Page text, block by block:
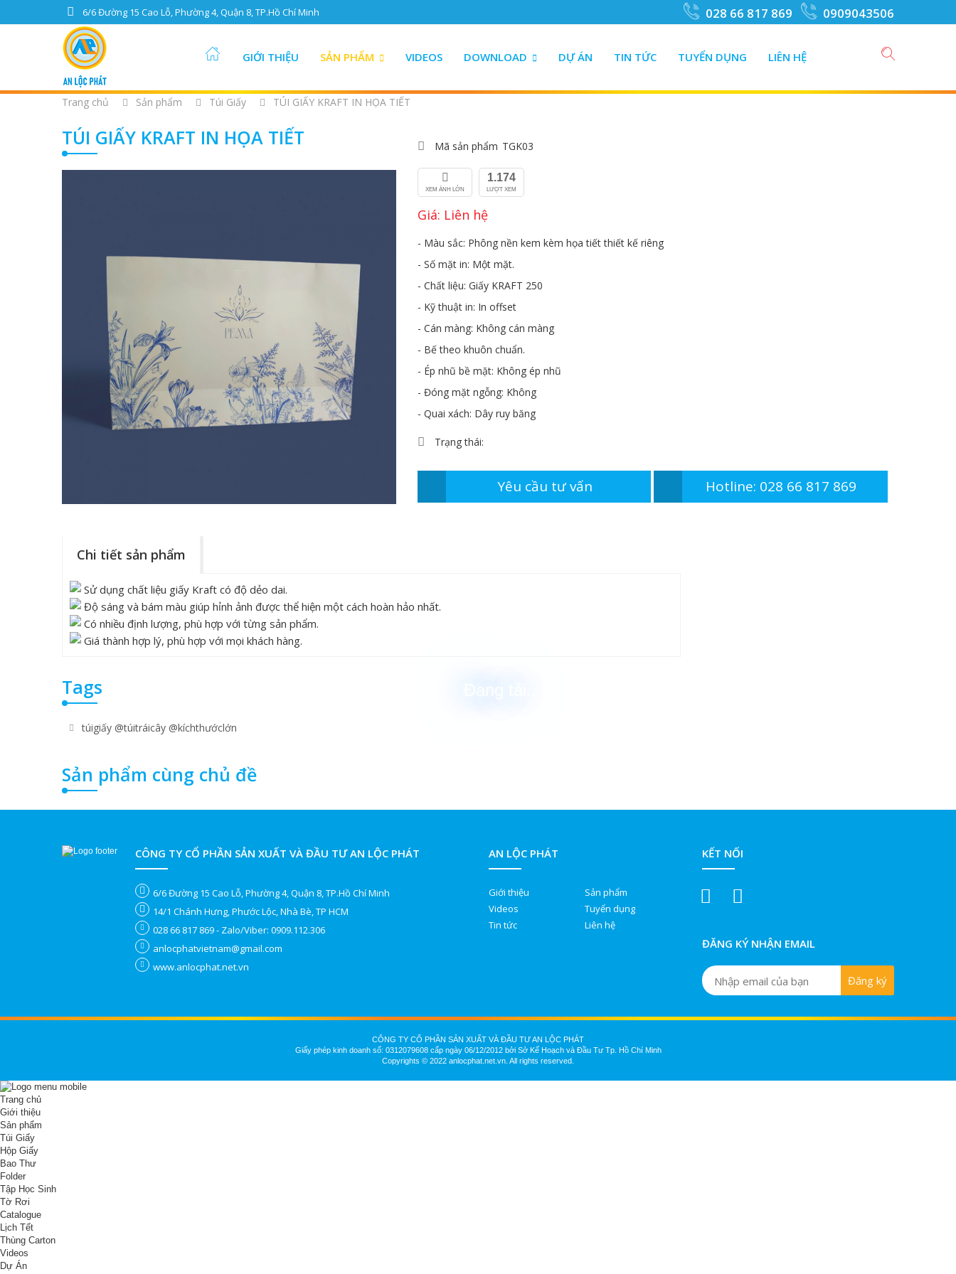
6/6 Đường 15 Cao Lỗ, Phường 4, Quận 8, TP.Hồ Chí Minh 028 66 817 869 0909043506
GIỚI THIỆU SẢN PHẨM VIDEOS DOWNLOAD DỰ ÁN TIN TỨC TUYỂN DỤNG LIÊN HỆ
Trang chủ Sản phẩm Túi Giấy TÚI GIẤY KRAFT IN HỌA TIẾT
TÚI GIẤY KRAFT IN HỌA TIẾT Mã sản phẩm TGK03
XEM ẢNH LỚN
1.174
LƯỢT XEM
Giá: Liên hệ
- Màu sắc: Phông nền kem kèm họa tiết thiết kế riêng
- Số mặt in: Một mặt.
- Chất liệu: Giấy KRAFT 250
- Kỹ thuật in: In offset
- Cán màng: Không cán màng
- Bế theo khuôn chuẩn.
- Ép nhũ bề mặt: Không ép nhũ
- Đóng mặt ngỗng: Không
- Quai xách: Dây ruy băng
Trạng thái:
Yêu cầu tư vấn Hotline: 028 66 817 869
Chi tiết sản phẩm
Sử dụng chất liệu giấy Kraft có độ dẻo dai.
Độ sáng và bám màu giúp hỉnh ảnh được thể hiện một cách hoàn hảo nhất.
Có nhiều định lượng, phù hợp với từng sản phẩm.
Giá thành hợp lý, phù hợp với mọi khách hàng.
Tags
túigiấy @túitráicây @kíchthướclớn
Sản phẩm cùng chủ đề
CÔNG TY CỔ PHẦN SẢN XUẤT VÀ ĐẦU TƯ AN LỘC PHÁT
6/6 Đường 15 Cao Lỗ, Phường 4, Quận 8, TP.Hồ Chí Minh
14/1 Chánh Hưng, Phước Lộc, Nhà Bè, TP HCM
028 66 817 869 - Zalo/Viber: 0909.112.306
anlocphatvietnam@gmail.com
www.anlocphat.net.vn
AN LỘC PHÁT
Giới thiệu
Sản phẩm
Videos
Tuyển dụng
Tin tức
Liên hệ
KẾT NỐI
ĐĂNG KÝ NHẬN EMAIL
CÔNG TY CỔ PHẦN SẢN XUẤT VÀ ĐẦU TƯ AN LỘC PHÁT
Giấy phép kinh doanh số: 0312079608 cấp ngày 06/12/2012 bởi Sở Kế Hoạch và Đầu Tư Tp. Hồ Chí Minh
Copyrights © 2022 anlocphat.net.vn. All rights reserved.
Trang chủ
Giới thiệu
Sản phẩm
Túi Giấy
Hộp Giấy
Bao Thư
Folder
Tập Học Sinh
Tờ Rơi
Catalogue
Lịch Tết
Thùng Carton
Videos
Dự Án